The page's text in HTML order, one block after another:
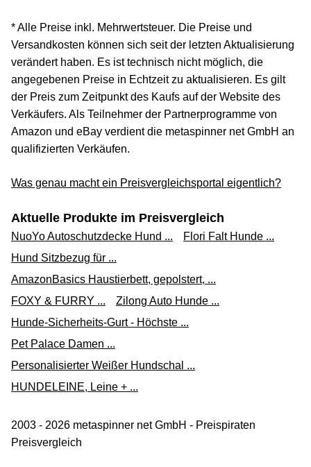
* Alle Preise inkl. Mehrwertsteuer. Die Preise und
Versandkosten können sich seit der letzten Aktualisierung
verändert haben. Es ist technisch nicht möglich, die
angegebenen Preise in Echtzeit zu aktualisieren. Es gilt
der Preis zum Zeitpunkt des Kaufs auf der Website des
Verkäufers. Als Teilnehmer der Partnerprogramme von
Amazon und eBay verdient die metaspinner net GmbH an
qualifizierten Verkäufen.
Was genau macht ein Preisvergleichsportal eigentlich?
Aktuelle Produkte im Preisvergleich
NuoYo Autoschutzdecke Hund ...
Flori Falt Hunde ...
Hund Sitzbezug für ...
AmazonBasics Haustierbett, gepolstert, ...
FOXY & FURRY ...
Zilong Auto Hunde ...
Hunde-Sicherheits-Gurt - Höchste ...
Pet Palace Damen ...
Personalisierter Weißer Hundschal ...
HUNDELEINE, Leine + ...
2003 - 2026 metaspinner net GmbH - Preispiraten
Preisvergleich